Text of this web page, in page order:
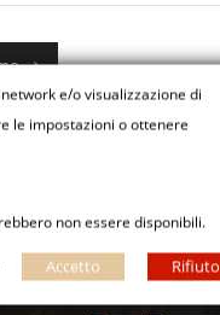
e/o visualizzazione di
le impostazioni o ottenere
non essere disponibili.
Accetto Rifiuto